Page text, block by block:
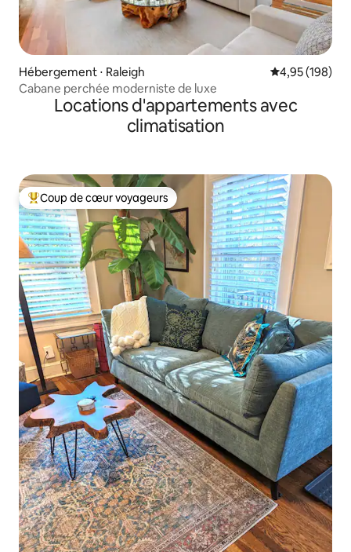
Hébergement ⋅ Raleigh Évaluation
4,95 (198)
Cabane perchée moderniste de luxe
Locations d'appartements avec
climatisation
Coups de cœur voyageurs les plus appréciés
Coup de cœur voyageurs